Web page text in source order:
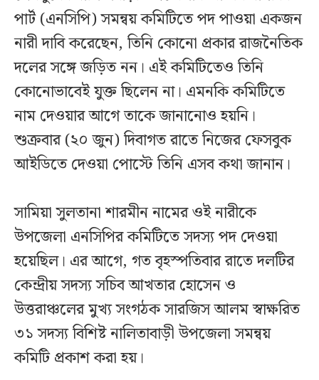
পার্ট (এনসিপি) সমন্বয় কমিটিতে পদ পাওয়া একজন
নারী দাবি করেছেন, তিনি কোনো প্রকার রাজনৈতিক
দলের সঙ্গে জড়িত নন। এই কমিটিতেও তিনি
কোনোভাবেই যুক্ত ছিলেন না। এমনকি কমিটিতে
নাম দেওয়ার আগে তাকে জানানোও হয়নি।
শুক্রবার (২০ জুন) দিবাগত রাতে নিজের ফেসবুক
আইডিতে দেওয়া পোস্টে তিনি এসব কথা জানান।
সামিয়া সুলতানা শারমীন নামের ওই নারীকে
উপজেলা এনসিপির কমিটিতে সদস্য পদ দেওয়া
হয়েছিল। এর আগে, গত বৃহস্পতিবার রাতে দলটির
কেন্দ্রীয় সদস্য সচিব আখতার হোসেন ও
উত্তরাঞ্চলের মুখ্য সংগঠক সারজিস আলম স্বাক্ষরিত
৩১ সদস্য বিশিষ্ট নালিতাবাড়ী উপজেলা সমন্বয়
কমিটি প্রকাশ করা হয়।